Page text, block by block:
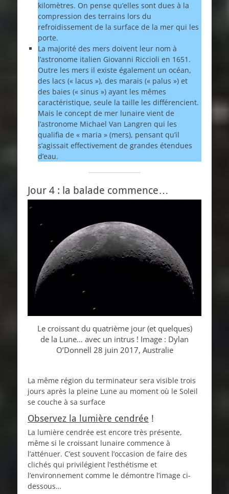
kilomètres. On pense qu’elles sont dues à la
compression des terrains lors du
refroidissement de la surface de la mer qui les
porte.
La majorité des mers doivent leur nom à
l’astronome italien Giovanni Riccioli en 1651.
Outre les mers il existe également un océan,
des lacs (« lacus »), des marais (« palus ») et
des baies (« sinus ») ayant les mêmes
caractéristique, seule la taille les différencient.
Mais le concept de mer lunaire vient de
l’astronome Michael Van Langren qui les
qualifia de « maria » (mers), pensant qu’il
s’agissait effectivement de grandes étendues
d’eau.
Jour 4 : la balade commence…
Le croissant du quatrième jour (et quelques)
de la Lune… avec un intrus ! Image : Dylan
O’Donnell 28 juin 2017, Australie
La même région du terminateur sera visible trois
jours après la pleine Lune au moment où le Soleil
se couche à sa surface
Observez la lumière cendrée !
La lumière cendrée est encore très présente,
même si le croissant lunaire commence à
l’atténuer. C’est souvent l’occasion de faire des
clichés qui privilégient l’esthétisme et
l’environnement comme le démontre l’image ci-
dessous…